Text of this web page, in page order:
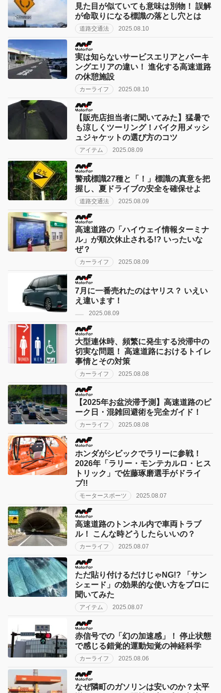
見た目が似ていても意味は別物！ 誤解
が命取りになる標識の落とし穴とは
道路交通法 2025.08.10
実は知らないサービスエリアとパーキ
ングエリアの違い！ 進化する高速道路
の休憩施設
カーライフ 2025.08.10
【販売店担当者に聞いてみた】猛暑で
も涼しくツーリング！バイク用メッシ
ュジャケットの選び方のコツ
アイテム 2025.08.09
警戒標識27種と「！」標識の真意を把
握し、夏ドライブの安全を確保せよ
道路交通法 2025.08.09
高速道路の「ハイウェイ情報ターミナ
ル」が順次休止される!? いったいな
ぜ？
カーライフ 2025.08.09
7月に一番売れたのはヤリス？ いえい
え違います！
2025.08.09
大型連休時、頻繁に発生する渋滞中の
切実な問題！ 高速道路におけるトイレ
事情とその対策
カーライフ 2025.08.08
【2025年お盆渋滞予測】高速道路のピ
ーク日・混雑回避術を完全ガイド！
カーライフ 2025.08.08
ホンダがシビックでラリーに参戦！
2026年「ラリー・モンテカルロ・ヒス
トリック」で佐藤琢磨選手がドライ
ブ!!
モータースポーツ 2025.08.07
高速道路のトンネル内で車両トラブ
ル！ こんな時どうしたらいいの？
カーライフ 2025.08.07
ただ貼り付けるだけじゃNG!? 「サン
シェード」の効果的な使い方をプロに
聞いてみた
アイテム 2025.08.07
赤信号での「幻の加速感」！ 停止状態
で感じる錯覚的運動知覚の神経科学
カーライフ 2025.08.06
なぜ隣町のガソリンは安いのか？太平